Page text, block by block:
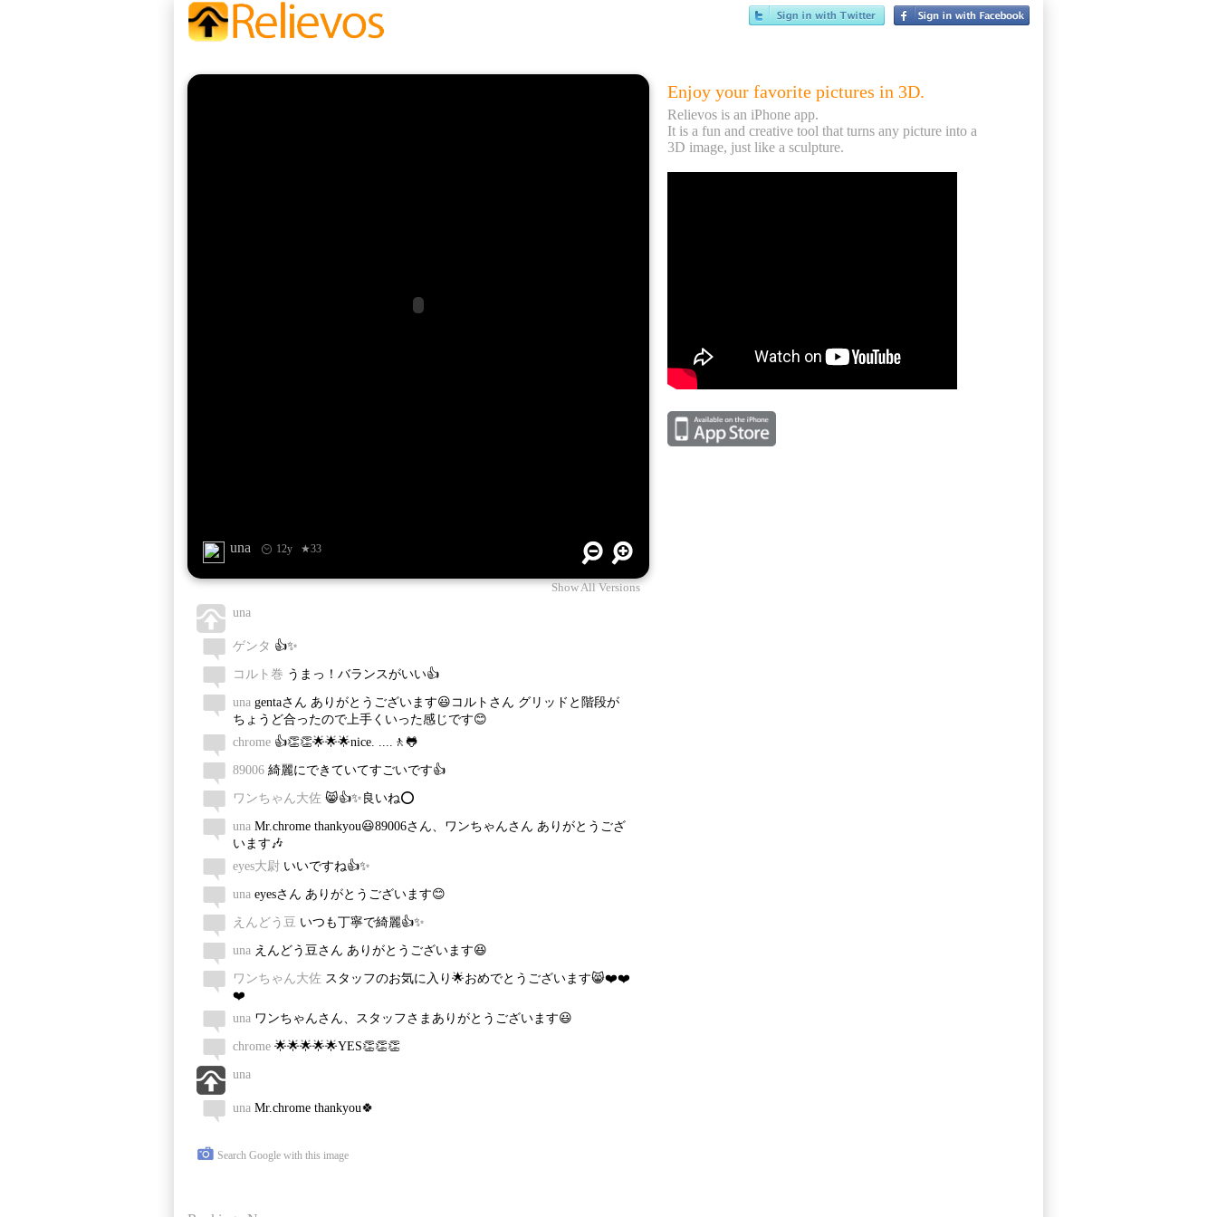
una 12y ★33
Show All Versions
una
ゲンタ 👍✨
コルト巻 うまっ！バランスがいい👍
una gentaさん ありがとうございます😃コルトさん グリッドと階段が
ちょうど合ったので上手くいった感じです😊
chrome 👍👏👏🌟🌟🌟nice. ....🚶🐸
89006 綺麗にできていてすごいです👍
ワンちゃん大佐 😸👍✨良いね⭕️
una Mr.chrome thankyou😃89006さん、ワンちゃんさん ありがとうござ
います🎶
eyes大尉 いいですね👍✨
una eyesさん ありがとうございます😊
えんどう豆 いつも丁寧で綺麗👍✨
una えんどう豆さん ありがとうございます😆
ワンちゃん大佐 スタッフのお気に入り🌟おめでとうございます😸❤️❤️
❤️
una ワンちゃんさん、スタッフさまありがとうございます😃
chrome 🌟🌟🌟🌟🌟YES👏👏👏
una
una Mr.chrome thankyou🍀
Search Google with this image
Enjoy your favorite pictures in 3D.
Relievos is an iPhone app.
It is a fun and creative tool that turns any picture into a
3D image, just like a sculpture.